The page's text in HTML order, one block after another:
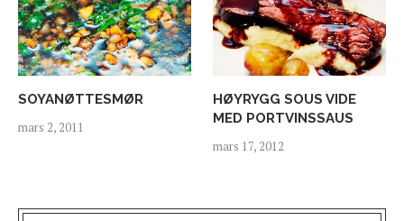
SOYANØTTESMØR
mars 2, 2011
HØYRYGG SOUS VIDE
MED PORTVINSSAUS
mars 17, 2012